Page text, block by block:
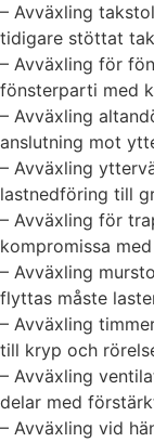
– Avväxling
tidigare stöttat
– Avväxling för
fönsterparti med
– Avväxling
anslutning mot
– Avväxling
lastnedföring till
– Avväxling för
kompromissa
– Avväxling
flyttas måste
– Avväxling
till kryp och
– Avväxling
delar med
– Avväxling vid